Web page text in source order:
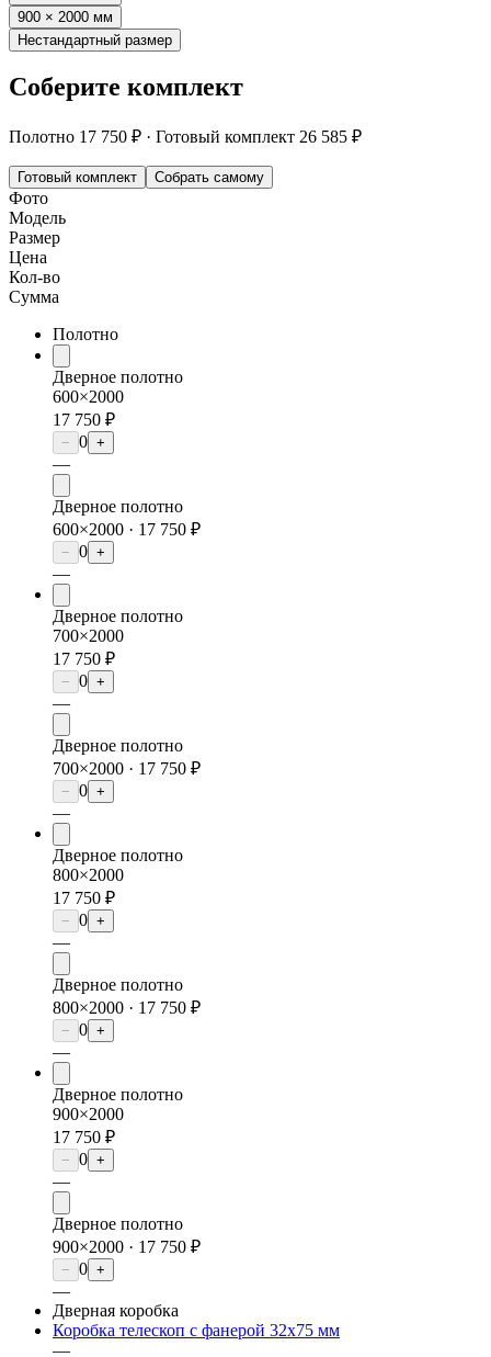
900 × 2000 мм
Нестандартный размер
Соберите комплект
Полотно 17 750 ₽ · Готовый комплект 26 585 ₽
Готовый комплект Собрать самому
Фото
Модель
Размер
Цена
Кол-во
Сумма
Полотно
Дверное полотно
600×2000
17 750 ₽
− 0 +
—
Дверное полотно
600×2000 · 17 750 ₽
− 0 +
—
Дверное полотно
700×2000
17 750 ₽
− 0 +
—
Дверное полотно
700×2000 · 17 750 ₽
− 0 +
—
Дверное полотно
800×2000
17 750 ₽
− 0 +
—
Дверное полотно
800×2000 · 17 750 ₽
− 0 +
—
Дверное полотно
900×2000
17 750 ₽
− 0 +
—
Дверное полотно
900×2000 · 17 750 ₽
− 0 +
—
Дверная коробка
Коробка телескоп с фанерой 32х75 мм
—